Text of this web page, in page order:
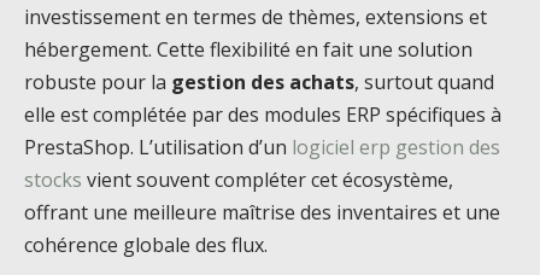
investissement en termes de thèmes, extensions et
hébergement. Cette flexibilité en fait une solution
robuste pour la gestion des achats, surtout quand
elle est complétée par des modules ERP spécifiques à
PrestaShop. L’utilisation d’un logiciel erp gestion des
stocks vient souvent compléter cet écosystème,
offrant une meilleure maîtrise des inventaires et une
cohérence globale des flux.